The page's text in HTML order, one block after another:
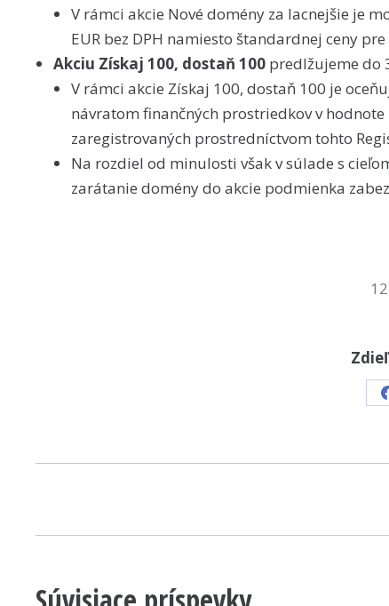
V rámci akcie Nové domény za lacnejšie je
EUR bez DPH namiesto štandardnej ceny
Akciu Získaj 100, dostaň 100 predlžujeme do
V rámci akcie Získaj 100, dostaň 100 je
návratom finančných prostriedkov v hodnote
zaregistrovaných prostredníctvom tohto
Na rozdiel od minulosti však v súlade s
zarátanie domény do akcie podmienka
NAVIGATION